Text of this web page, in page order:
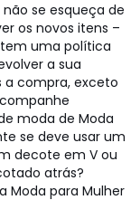
se esqueça de
os novos itens –
uma política
a sua
a compra, exceto
moda de Moda
se deve usar um
decote em V ou
atrás?
Moda para Mulher